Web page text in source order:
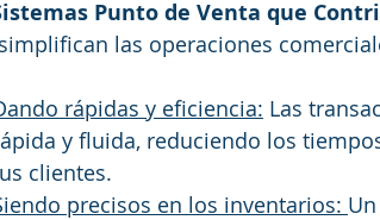
Punto de Venta que
las operaciones
rápidas y eficiencia: Las
y fluida, reduciendo los
clientes.
precisos en los inventarios: